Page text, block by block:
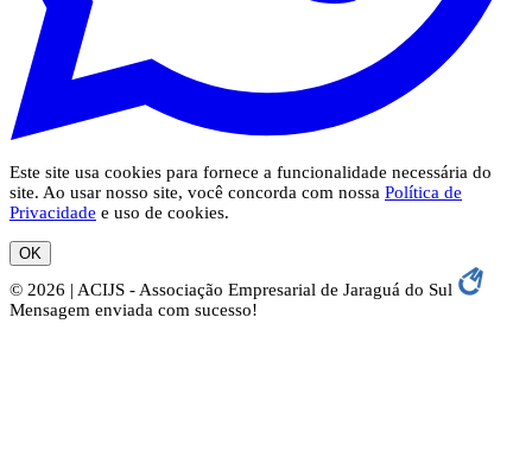
Este site usa cookies para fornece a funcionalidade necessária do
site. Ao usar nosso site, você concorda com nossa Política de
Privacidade e uso de cookies.
OK
© 2026 | ACIJS - Associação Empresarial de Jaraguá do Sul
Mensagem enviada com sucesso!